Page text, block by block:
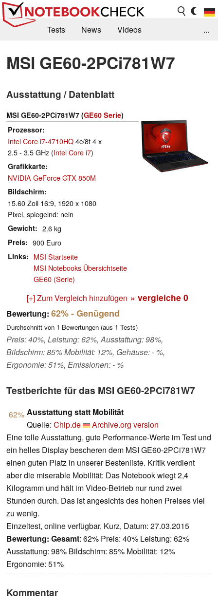
Tests News
Videos
Kaufberatung
Deals Suche
Jobs
Forum
...
MSI GE60-2PCi781W7
Ausstattung / Datenblatt
MSI GE60-2PCi781W7 (GE60 Serie)
Prozessor
Intel Core i7-4710HQ4c/8t 4 x
2.5 - 3.5 GHz (Intel Core i7)
Grafikkarte
NVIDIA GeForce GTX 850M
Bildschirm
15.60 Zoll 16:9, 1920 x 1080
Pixel, spiegelnd: nein
Gewicht 2.6 kg
Preis 900 Euro
Links
MSI Startseite
MSI Notebooks Übersichtseite
GE60 (Serie)
[+] Zum Vergleich hinzufügen » vergleiche 0
Bewertung: 62%- Genügend
Durchschnitt von 1 Bewertungen (aus 1 Tests)
Preis: 40%, Leistung: 62%, Ausstattung: 98%,
Bildschirm: 85% Mobilität: 12%, Gehäuse: - %,
Ergonomie: 51%, Emissionen: - %
Testberichte für das MSI GE60-2PCi781W7
62% Ausstattung statt Mobilität
Quelle: Chip.de
Archive.org version
Eine tolle Ausstattung, gute Performance-Werte im Test und
ein helles Display bescheren dem MSI GE60-2PCi781W7
einen guten Platz in unserer Bestenliste. Kritik verdient
aber die miserable Mobilität: Das Notebook wiegt 2,4
Kilogramm und hält im Video-Betrieb nur rund zwei
Stunden durch. Das ist angesichts des hohen Preises viel
zu wenig.
Einzeltest, online verfügbar, Kurz, Datum: 27.03.2015
Bewertung: Gesamt: 62% Preis: 40% Leistung: 62%
Ausstattung: 98% Bildschirm: 85% Mobilität: 12%
Ergonomie: 51%
Kommentar